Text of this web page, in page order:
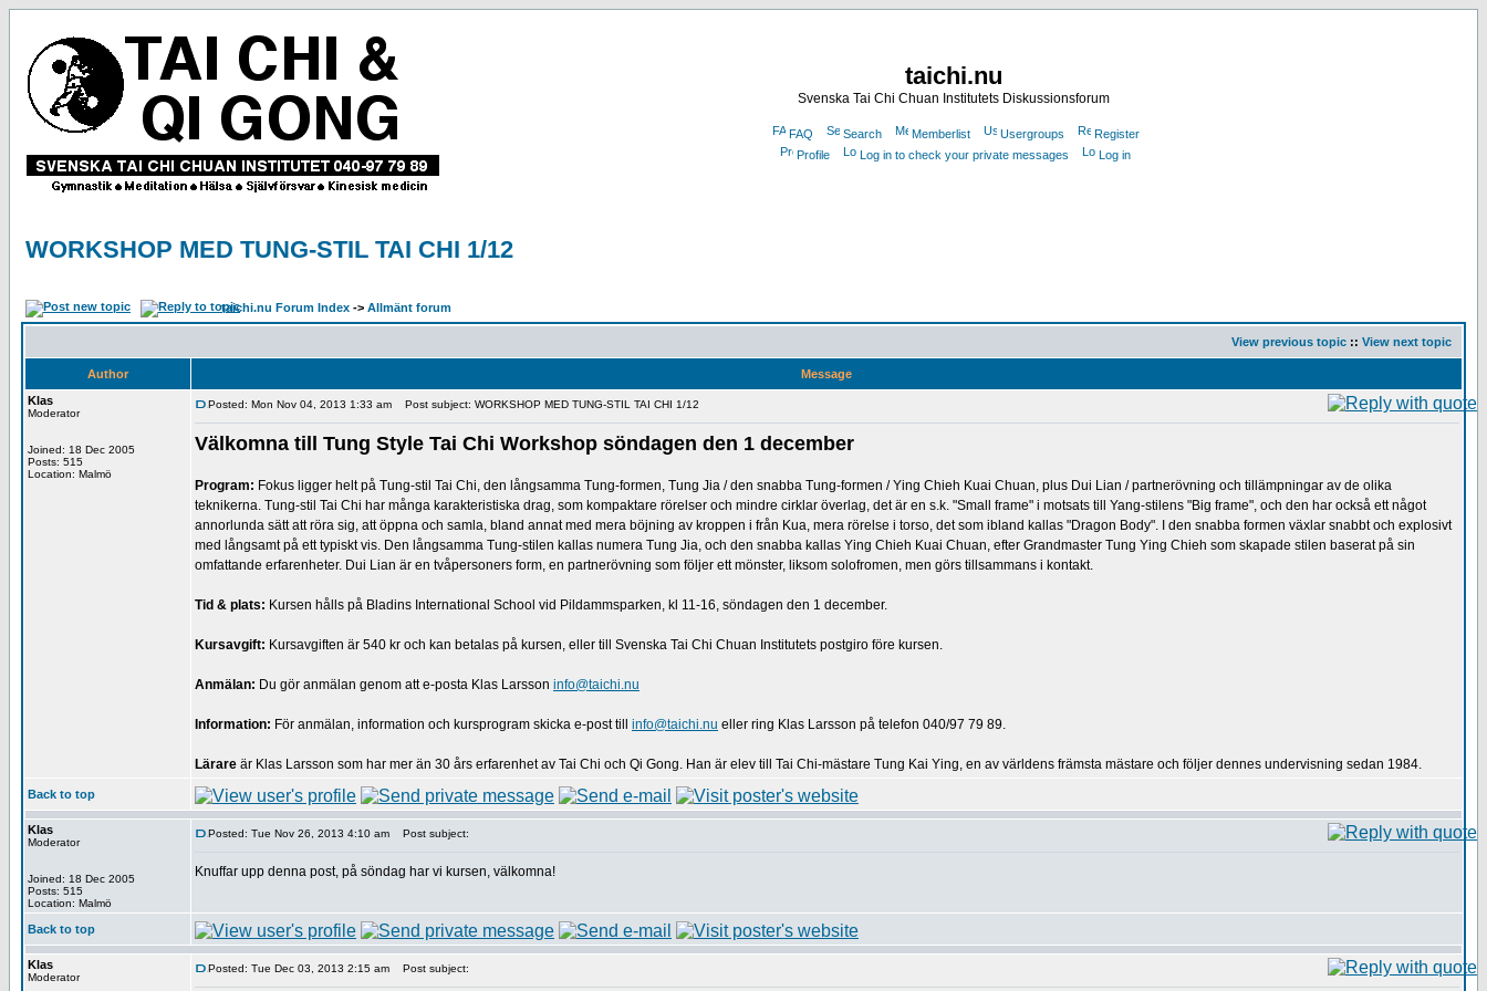
taichi.nu
Svenska Tai Chi Chuan Institutets Diskussionsforum
FAQ Search Memberlist Usergroups
Register
Profile
Log in to check your private messages Log in
WORKSHOP MED TUNG-STIL TAI CHI 1/12
taichi.nu Forum Index -> Allmänt forum
View previous topic :: View next topic
Author
Message
Klas
Moderator
Joined: 18 Dec 2005
Posts: 515
Location: Malmö
Posted: Mon Nov 04, 2013 1:33 am Post subject: WORKSHOP MED TUNG-STIL TAI CHI 1/12
Välkomna till Tung Style Tai Chi Workshop söndagen den 1 december
Program: Fokus ligger helt på Tung-stil Tai Chi, den långsamma Tung-formen, Tung Jia / den snabba Tung-formen / Ying Chieh Kuai Chuan, plus Dui Lian / partnerövning och tillämpningar av de olika
teknikerna. Tung-stil Tai Chi har många karakteristiska drag, som kompaktare rörelser och mindre cirklar överlag, det är en s.k. "Small frame" i motsats till Yang-stilens "Big frame", och den har också ett något
annorlunda sätt att röra sig, att öppna och samla, bland annat med mera böjning av kroppen i från Kua, mera rörelse i torso, det som ibland kallas "Dragon Body". I den snabba formen växlar snabbt och explosivt
med långsamt på ett typiskt vis. Den långsamma Tung-stilen kallas numera Tung Jia, och den snabba kallas Ying Chieh Kuai Chuan, efter Grandmaster Tung Ying Chieh som skapade stilen baserat på sin
omfattande erfarenheter. Dui Lian är en tvåpersoners form, en partnerövning som följer ett mönster, liksom solofromen, men görs tillsammans i kontakt.
Tid & plats: Kursen hålls på Bladins International School vid Pildammsparken, kl 11-16, söndagen den 1 december.
Kursavgift: Kursavgiften är 540 kr och kan betalas på kursen, eller till Svenska Tai Chi Chuan Institutets postgiro före kursen.
Anmälan: Du gör anmälan genom att e-posta Klas Larsson info@taichi.nu
Information: För anmälan, information och kursprogram skicka e-post till info@taichi.nu eller ring Klas Larsson på telefon 040/97 79 89.
Lärare är Klas Larsson som har mer än 30 års erfarenhet av Tai Chi och Qi Gong. Han är elev till Tai Chi-mästare Tung Kai Ying, en av världens främsta mästare och följer dennes undervisning sedan 1984.
Back to top
Klas
Moderator
Joined: 18 Dec 2005
Posts: 515
Location: Malmö
Posted: Tue Nov 26, 2013 4:10 am Post subject:
Knuffar upp denna post, på söndag har vi kursen, välkomna!
Back to top
Klas
Moderator
Posted: Tue Dec 03, 2013 2:15 am Post subject: